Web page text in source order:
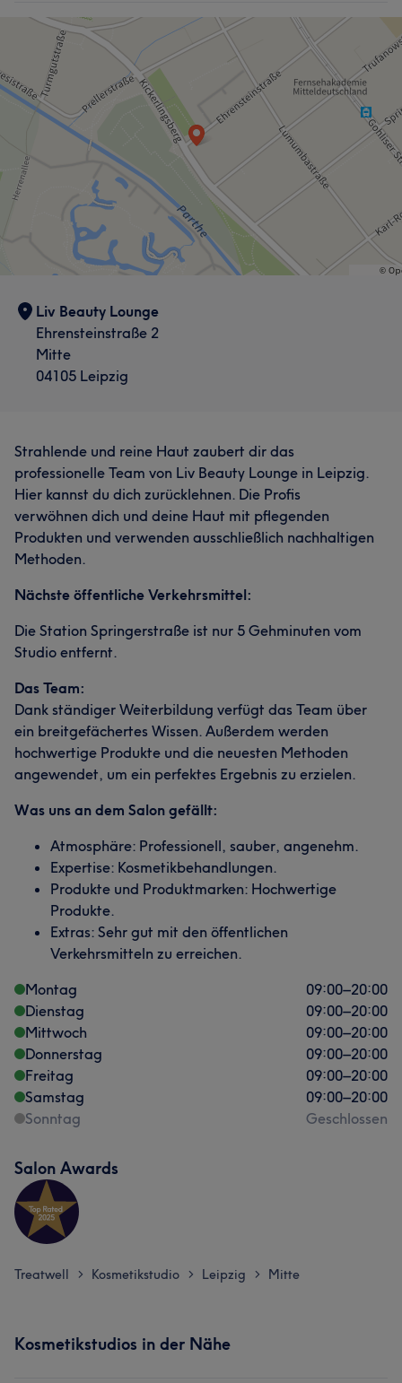
Haarentfernung
Portfolio
Perfektionistische und sorgfältige Arbeitsweise, hoher
Anspruch an Qualität und Sauberkeit. Deutschkenntnisse
auf B1–B2-Niveau. Freundlich, kommunikativ und
kundenorientiert. Arbeitet gerne mit Menschen und
sorgt für eine angenehme Atmosphäre während der
Behandlung. Spezialisiert auf Maniküre, Pediküre,
Nageldesign und Nagelverlängerung.
Services
Nägel Massage
Liv Beauty Lounge
Ehrensteinstraße 2
Mitte
04105 Leipzig
Strahlende und reine Haut zaubert dir das
professionelle Team von Liv Beauty Lounge in Leipzig.
Hier kannst du dich zurücklehnen. Die Profis
verwöhnen dich und deine Haut mit pflegenden
Produkten und verwenden ausschließlich nachhaltigen
Methoden.
Nächste öffentliche Verkehrsmittel:
Die Station Springerstraße ist nur 5 Gehminuten vom
Studio entfernt.
Das Team:
Dank ständiger Weiterbildung verfügt das Team über
ein breitgefächertes Wissen. Außerdem werden
hochwertige Produkte und die neuesten Methoden
angewendet, um ein perfektes Ergebnis zu erzielen.
Was uns an dem Salon gefällt:
Atmosphäre: Professionell, sauber, angenehm.
Expertise: Kosmetikbehandlungen.
Produkte und Produktmarken: Hochwertige
Produkte.
Extras: Sehr gut mit den öffentlichen
Verkehrsmitteln zu erreichen.
Montag
09:00–20:00
Dienstag
09:00–20:00
Mittwoch
09:00–20:00
Donnerstag
09:00–20:00
Freitag
09:00–20:00
Samstag
09:00–20:00
Sonntag
Geschlossen
Salon Awards
Treatwell > Kosmetikstudio > Leipzig > Mitte
Kosmetikstudios in der Nähe